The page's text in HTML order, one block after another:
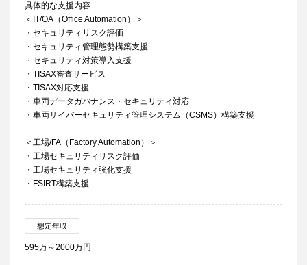
具体的な支援内容
＜IT/OA（Office Automation）＞
・セキュリティリスク評価
・セキュリティ管理態勢構築支援
・セキュリティ対策導入支援
・TISAX審査サービス
・TISAX対応支援
・車両データガバナンス・セキュリティ対応
・車両サイバーセキュリティ管理システム（CSMS）構築支援
＜工場/FA（Factory Automation）＞
・工場セキュリティリスク評価
・工場セキュリティ強化支援
・FSIRT構築支援
想定年収
595万～2000万円